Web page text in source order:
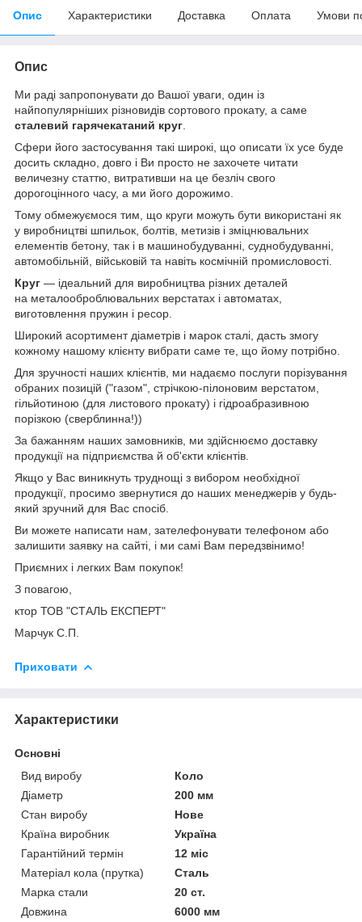
Опис Характеристики Доставка Оплата Умови
Опис
Ми раді запропонувати до Вашої уваги, один із
найпопулярніших різновидів сортового прокату, а саме
сталевий гарячекатаний круг
Сфери його застосування такі широкі, що описати їх усе буде
досить складно, довго і Ви просто не захочете читати
величезну статтю, витративши на це безліч свого
дорогоцінного часу, а ми його дорожимо.
Тому обмежуємося тим, що круги можуть бути використані як
у виробництві шпильок, болтів, метизів і зміцнювальних
елементів бетону, так і в машинобудуванні, суднобудуванні,
автомобільній, військовій та навіть космічній промисловості.
Круг — ідеальний для виробництва різних деталей
на металооброблювальних верстатах і автоматах,
виготовлення пружин і ресор.
Широкий асортимент діаметрів і марок сталі, дасть змогу
кожному нашому клієнту вибрати саме те, що йому потрібно.
Для зручності наших клієнтів, ми надаємо послуги порізування
обраних позицій ("газом", стрічкою-пілоновим верстатом,
гільйотиною (для листового прокату) і гідроабразивною
порізкою (сверблинна!))
За бажанням наших замовників, ми здійснюємо доставку
продукції на підприємства й об'єкти клієнтів.
Якщо у Вас виникнуть труднощі з вибором необхідної
продукції, просимо звернутися до наших менеджерів у будь-
який зручний для Вас спосіб.
Ви можете написати нам, зателефонувати телефоном або
залишити заявку на сайті, і ми самі Вам передзвінимо!
Приємних і легких Вам покупок!
З повагою,
ктор ТОВ "СТАЛЬ ЕКСПЕРТ"
Марчук С.П.
Приховати
Характеристики
Основні
Вид виробу
Коло
Діаметр
200 мм
Стан виробу
Нове
Країна виробник
Україна
Гарантійний термін
12 міс
Матеріал кола (прутка)
Сталь
Марка стали
20 ст.
Довжина
6000 мм